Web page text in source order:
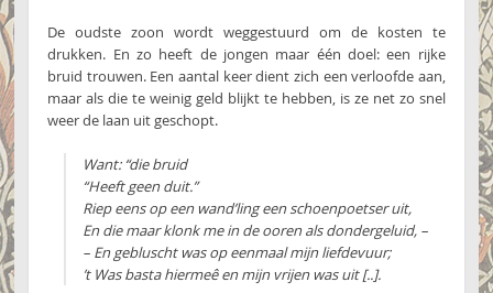
De oudste zoon wordt weggestuurd om de kosten te
drukken. En zo heeft de jongen maar één doel: een rijke
bruid trouwen. Een aantal keer dient zich een verloofde aan,
maar als die te weinig geld blijkt te hebben, is ze net zo snel
weer de laan uit geschopt.
Want: “die bruid
“Heeft geen duit.”
Riep eens op een wand’ling een schoenpoetser uit,
En die maar klonk me in de ooren als dondergeluid, –
– En gebluscht was op eenmaal mijn liefdevuur;
’t Was basta hiermeê en mijn vrijen was uit [..].